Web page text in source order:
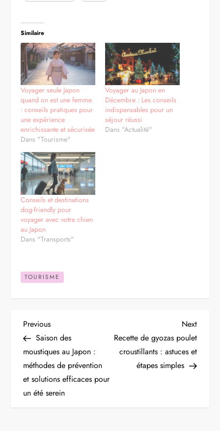
Similaire
Voyager seule Japon
quand on est une femme
: conseils pratiques pour
une expérience
enrichissante et sécurisée
Dans "Tourisme"
Voyager au Japon en
Décembre : Les conseils
indispensables pour un
séjour réussi
Dans "Actualité"
Conseils et destinations
dog-friendly pour
voyager avec votre chien
au Japon
Dans "Transports"
TOURISME
N
a
v
i
Previous
Post
Previous
Saison des
moustiques au Japon :
méthodes de prévention
et solutions efficaces pour
un été serein
Next
Post
Next
Recette de gyozas poulet
croustillants : astuces et
étapes simples